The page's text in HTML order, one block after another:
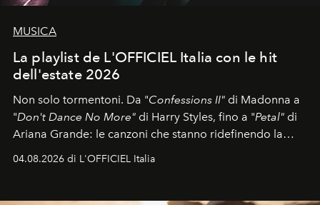
MUSICA
La playlist de L'OFFICIEL Italia con le hit
dell'estate 2026
Non solo tormentoni. Da "Confessions II" di Madonna a
"Don't Dance No More" di Harry Styles, fino a "Petal" di
Ariana Grande: le canzoni che stanno ridefinendo la
colonna sonora della stagione.
04.08.2026 di L'OFFICIEL Italia